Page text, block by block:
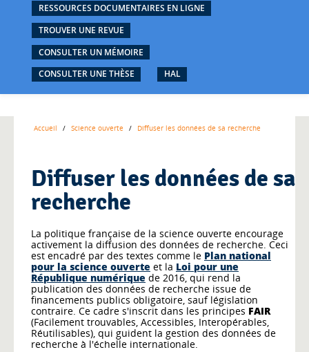
RESSOURCES DOCUMENTAIRES EN LIGNE
TROUVER UNE REVUE
CONSULTER UN MÉMOIRE
CONSULTER UNE THÈSE
HAL
Accueil Science ouverte Diffuser les données de sa recherche
Diffuser les données de sa
recherche
La politique française de la science ouverte encourage
activement la diffusion des données de recherche. Ceci
est encadré par des textes comme le Plan national
pour la science ouverte et la Loi pour une
République numérique de 2016, qui rend la
publication des données de recherche issue de
financements publics obligatoire, sauf législation
contraire. Ce cadre s'inscrit dans les principes FAIR
(Facilement trouvables, Accessibles, Interopérables,
Réutilisables), qui guident la gestion des données de
recherche à l'échelle internationale.